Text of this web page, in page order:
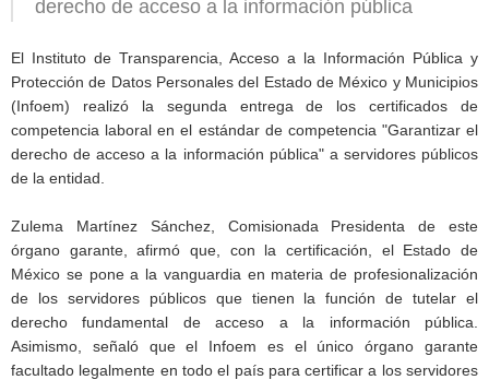
derecho de acceso a la información pública
El Instituto de Transparencia, Acceso a la Información Pública y
Protección de Datos Personales del Estado de México y Municipios
(Infoem) realizó la segunda entrega de los certificados de
competencia laboral en el estándar de competencia "Garantizar el
derecho de acceso a la información pública" a servidores públicos
de la entidad.
Zulema Martínez Sánchez, Comisionada Presidenta de este
órgano garante, afirmó que, con la certificación, el Estado de
México se pone a la vanguardia en materia de profesionalización
de los servidores públicos que tienen la función de tutelar el
derecho fundamental de acceso a la información pública.
Asimismo, señaló que el Infoem es el único órgano garante
facultado legalmente en todo el país para certificar a los servidores